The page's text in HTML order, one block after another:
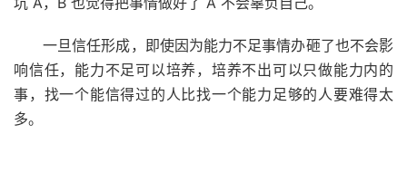
一旦信任形成，即使因为能力不足事情办砸了也不会影
响信任，能力不足可以培养，培养不出可以只做能力内的
事，找一个能信得过的人比找一个能力足够的人要难得太
多。